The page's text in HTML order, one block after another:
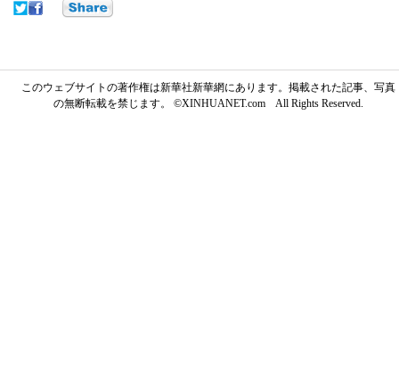
このウェブサイトの著作権は新華社新華網にあります。掲載された記事、写真
の無断転載を禁じます。 ©XINHUANET.com All Rights Reserved.